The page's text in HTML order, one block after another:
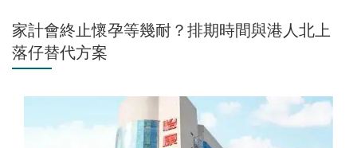
家計會終止懷孕等幾耐？排期時間與港人北上
落仔替代方案